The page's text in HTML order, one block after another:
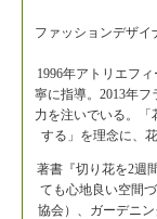
ファッションデザイ
1996年アトリエフ
寧に指導。2013年
力を注いでいる。「
する」を理念に、
著書『切り花を2週
ても心地良い空間
協会）、ガーデニン